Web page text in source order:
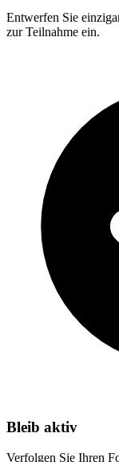
Entwerfen Sie
zur Teilnahme ein.
Bleib aktiv
Verfolgen Sie Ihren